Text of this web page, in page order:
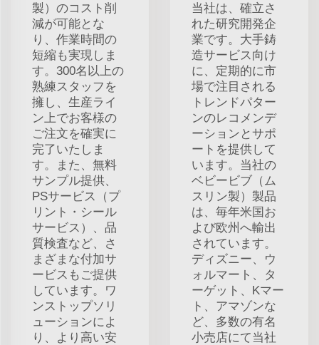
製）のコスト削
減が可能とな
り、作業時間の
短縮も実現しま
す。300名以上の
熟練スタッフを
擁し、生産ライ
ン上でお客様の
ご注文を確実に
完了いたしま
す。また、無料
サンプル提供、
PSサービス（プ
リント・シール
サービス）、品
質検査など、さ
まざまな付加サ
ービスもご提供
しています。ワ
ンストップソリ
ューションによ
り、より高い安
当社は、確立さ
れた研究開発企
業です。大手鋳
造サービス向け
に、定期的に市
場で注目される
トレンドパター
ンのレコメンデ
ーションとサポ
ートを提供して
います。当社の
ベビービブ（ム
スリン製）製品
は、毎年米国お
よび欧州へ輸出
されています。
ディズニー、ウ
ォルマート、タ
ーゲット、Kマー
ト、アマゾンな
ど、多数の有名
小売店にて当社